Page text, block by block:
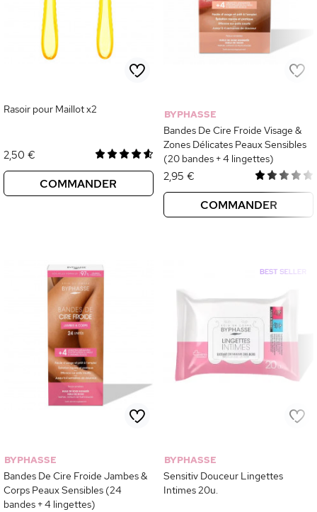
Rasoir pour Maillot x2
2,50 €
COMMANDER
BYPHASSE
Bandes De Cire Froide Visage &
Zones Délicates Peaux Sensibles
(20 bandes + 4 lingettes)
2,95 €
COMMANDER
BYPHASSE
Bandes De Cire Froide Jambes &
Corps Peaux Sensibles (24
bandes + 4 lingettes)
BYPHASSE
Sensitiv Douceur Lingettes
Intimes 20u.